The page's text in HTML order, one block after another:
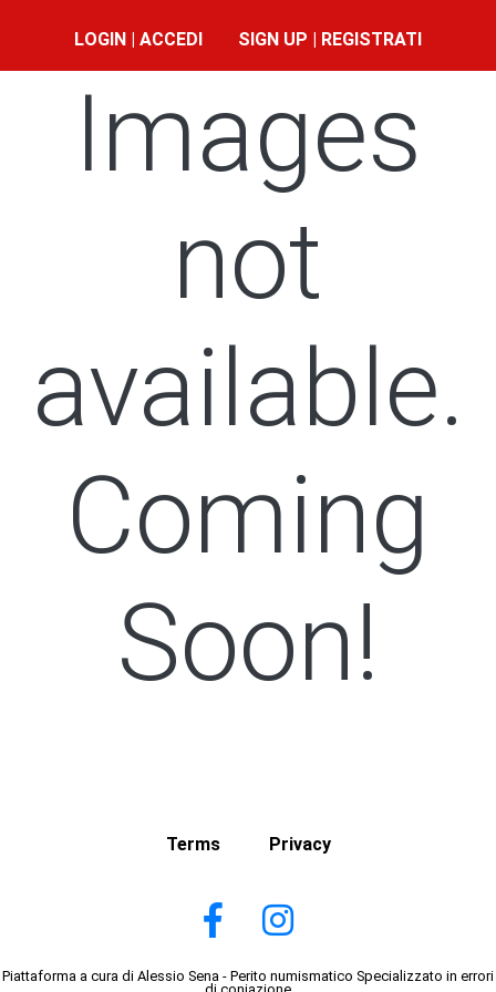
LOGIN | ACCEDI SIGN UP | REGISTRATI
Images
not
available.
Coming
Soon!
Terms Privacy
Piattaforma a cura di Alessio Sena - Perito numismatico Specializzato in errori